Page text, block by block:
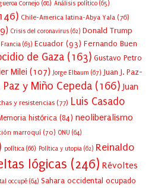
Cornejo (68) Análisis político (65)
Chile-America latina-Abya Yala (76)
Crisis del coronavirus (62) Donald Trump
Francia (63) Ecuador (93) Fernando Buen
de Gaza (163) Gustavo Petro
Milei (107) Jorge Elbaum (67) Juan J. Paz-
Paz y Miño Cepeda (166) Juan
y resistencias (77) Luis Casado
histórica (84) neoliberalismo
marroquí (70) ONU (64)
política (66) Política y utopia (62) Reinaldo
lógicas (246) Révoltes
occupé (64) Sahara occidental ocupado